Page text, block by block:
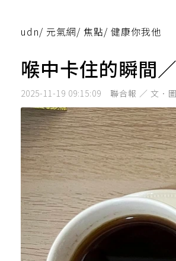
udn/ 元氣網/ 焦點/ 健康你我他
喉中卡住的瞬間
2025-11-19 09:15:09 聯合報 ／ 文．